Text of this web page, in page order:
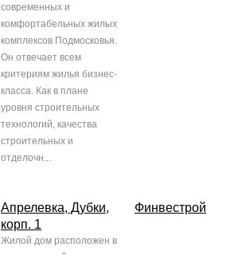
современных и
комфортабельных жилых
комплексов Подмосковья.
Он отвечает всем
критериям жилья бизнес-
класса. Как в плане
уровня строительных
технологий, качества
строительных и
отделочн...
Апрелевка, Дубки,
корп. 1
Жилой дом расположен в
Финвестрой